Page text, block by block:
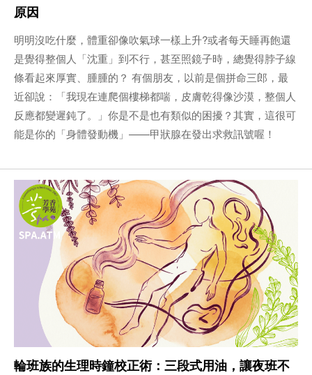
原因
明明沒吃什麼，體重卻像吹氣球一樣上升?或者每天睡再飽還
是覺得整個人「沈重」到不行，甚至照鏡子時，總覺得脖子線
條看起來厚實、腫腫的？ 有個朋友，以前是個拼命三郎，最
近卻說：「我現在連爬個樓梯都喘，皮膚乾得像沙漠，整個人
反應都變遲鈍了。」你是不是也有類似的困擾？其實，這很可
能是你的「身體發動機」——甲狀腺在發出求救訊號喔！
輪班族的生理時鐘校正術：三段式用油，讓夜班不